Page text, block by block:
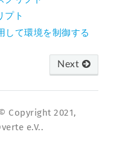
プト
して環境を制御する
Next
Copyright 2021,
e.V..